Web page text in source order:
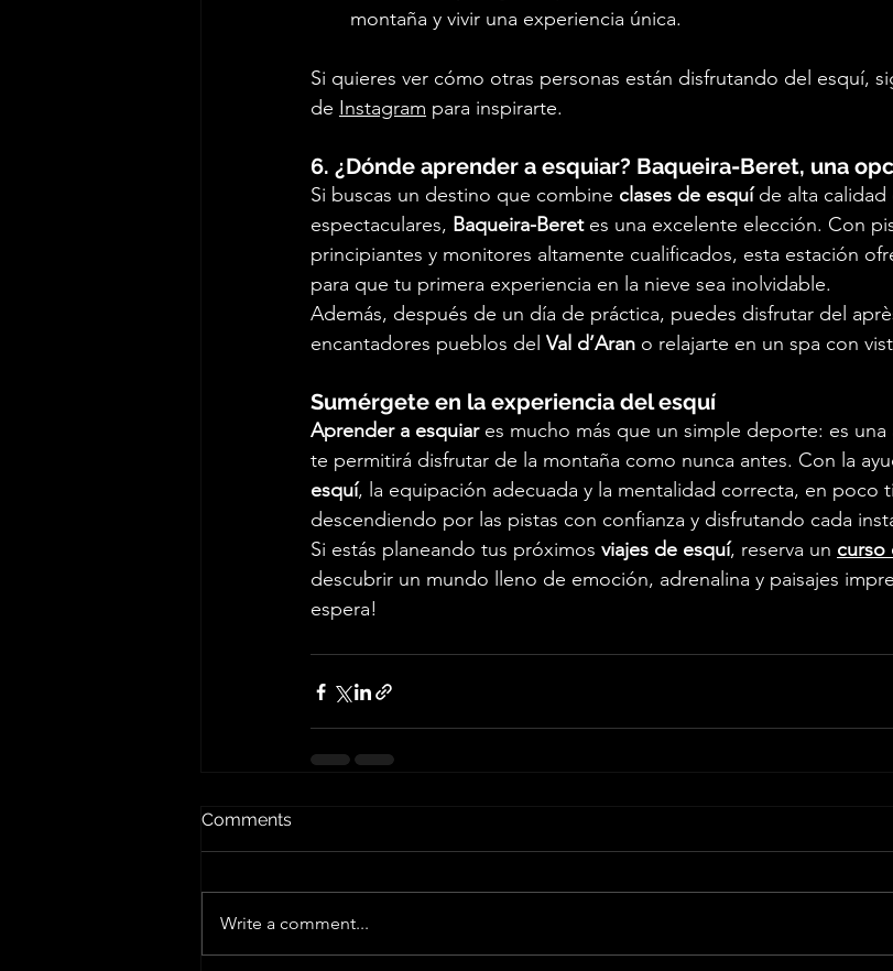
montaña y vivir una experiencia única.
Si quieres ver cómo otras personas están disfrutando del esquí,
de Instagram para inspirarte.
6. ¿Dónde aprender a esquiar? Baqueira-Beret, una
Si buscas un destino que combine clases de esquí de alta calidad
espectaculares, Baqueira-Beret es una excelente elección. Con
principiantes y monitores altamente cualificados, esta estación
para que tu primera experiencia en la nieve sea inolvidable.
Además, después de un día de práctica, puedes disfrutar del
encantadores pueblos del Val d’Aran o relajarte en un spa con
Sumérgete en la experiencia del esquí
Aprender a esquiar es mucho más que un simple deporte: es una
te permitirá disfrutar de la montaña como nunca antes. Con la
esquí, la equipación adecuada y la mentalidad correcta, en poco
descendiendo por las pistas con confianza y disfrutando cada
Si estás planeando tus próximos viajes de esquí, reserva un curso
descubrir un mundo lleno de emoción, adrenalina y paisajes
espera!
Comments
Write a comment...